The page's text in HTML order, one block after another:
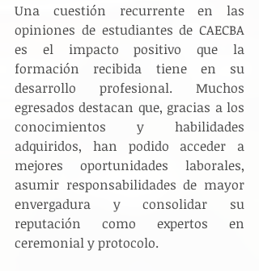
Una cuestión recurrente en las
opiniones de estudiantes de CAECBA
es el impacto positivo que la
formación recibida tiene en su
desarrollo profesional. Muchos
egresados destacan que, gracias a los
conocimientos y habilidades
adquiridos, han podido acceder a
mejores oportunidades laborales,
asumir responsabilidades de mayor
envergadura y consolidar su
reputación como expertos en
ceremonial y protocolo.